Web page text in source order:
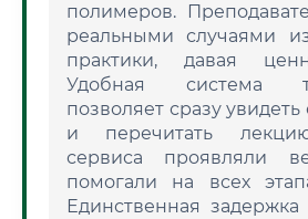
полимеров.
реальными случаями
практики, давая
Удобная система
позволяет сразу
и перечитать
сервиса проявляли
помогали на всех
Единственная